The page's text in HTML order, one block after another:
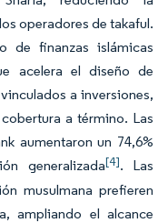
operadores de takaful.
de finanzas islámicas
acelera el diseño de
a inversiones,
a término. Las
aumentaron un 74,6%
generalizada[4]. Las
musulmana prefieren
ampliando el alcance